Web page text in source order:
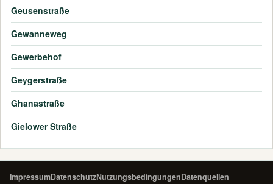
Geusenstraße
Gewanneweg
Gewerbehof
Geygerstraße
Ghanastraße
Gielower Straße
ImpressumDatenschutzNutzungsbedingungenDatenquellen